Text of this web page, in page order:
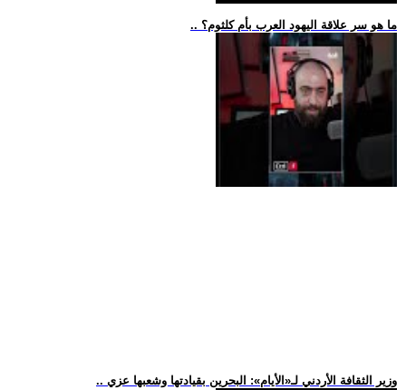
.. ما هو سر علاقة اليهود العرب بأم كلثوم؟
.. وزير الثقافة الأردني لـ«الأيام»: البحرين بقيادتها وشعبها عزي